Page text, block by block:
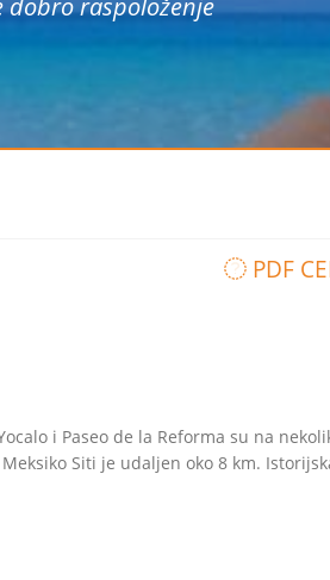
dobro raspoloženje
PDF
i Paseo de la Reforma su na
Siti je udaljen oko 8 km.